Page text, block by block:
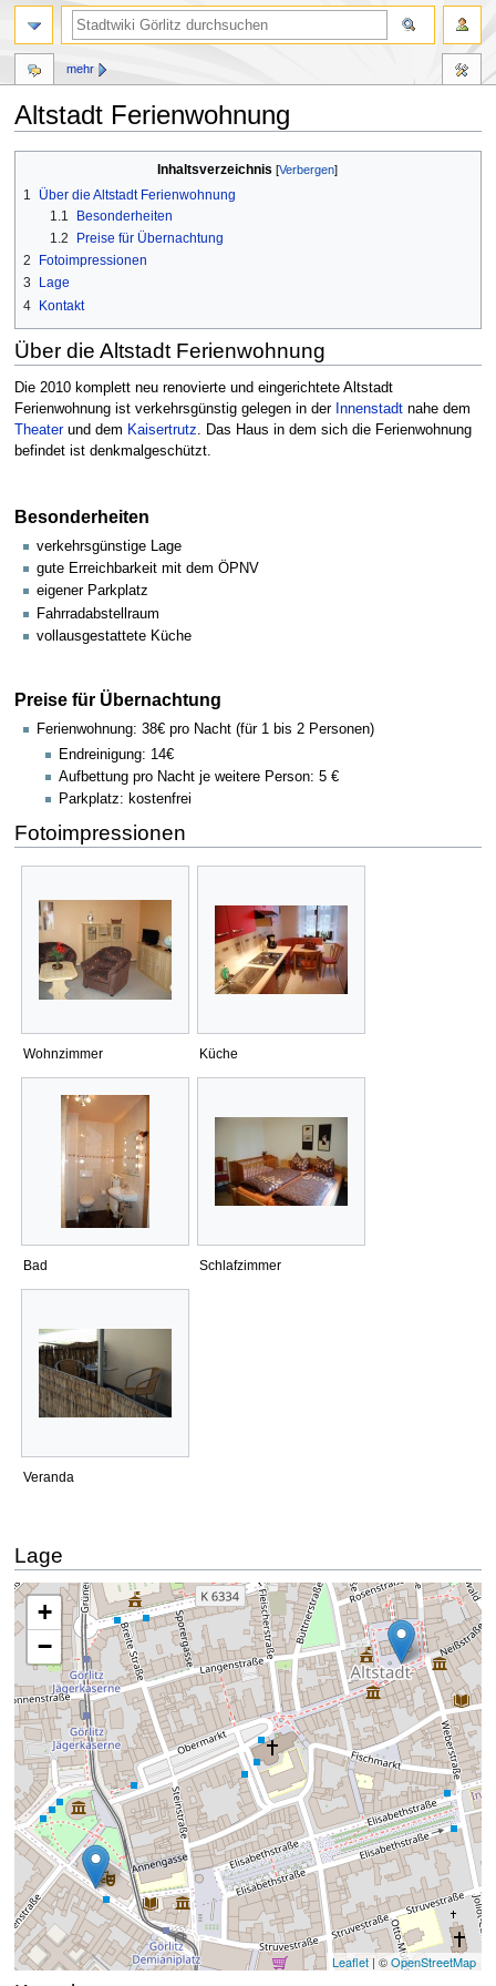
Altstadt Ferienwohnung
Navigation
springen
Suche
springen
Inhaltsverzeichnis
1
Über die Altstadt Ferienwohnung
1.1
Besonderheiten
1.2
Preise für Übernachtung
2
Fotoimpressionen
3
Lage
4 Kontakt
Über die Altstadt Ferienwohnung
Die 2010 komplett neu renovierte und eingerichtete Altstadt
Ferienwohnung ist verkehrsgünstig gelegen in der Innenstadtnahe dem
Theaterund dem Kaisertrutz. Das Haus in dem sich die Ferienwohnung
befindet ist denkmalgeschützt.
Besonderheiten
verkehrsgünstige Lage
gute Erreichbarkeit mit dem ÖPNV
eigener Parkplatz
Fahrradabstellraum
vollausgestattete Küche
Preise für Übernachtung
Ferienwohnung: 38€ pro Nacht (für 1 bis 2 Personen)
Endreinigung: 14€
Aufbettung pro Nacht je weitere Person: 5 €
Parkplatz: kostenfrei
Fotoimpressionen
Wohnzimmer Küche
Bad Schlafzimmer
Veranda
Lage
Die Karte wird geladen …
+
−
Leaflet | ©OpenStreetMap
mehr